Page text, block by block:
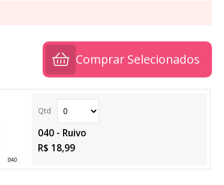
Comprar Selecionados
040 - Ruivo
R$ 18,99